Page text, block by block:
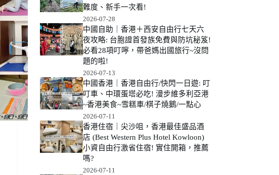
難度、新手一次看!
2026-07-28
中國自助｜香港＋西安自由行七天六
夜攻略: 台胞證首發族免費與防坑秘笈!
必看28項叮嚀，帶爸媽出國旅行~沒問
題的啦!
2026-07-13
中國香港｜香港自由行/快閃一日遊: 叮
叮車、中環蛋塔必吃! 漫步維多利亞港
~香港美食~雪糕車/棋子燒鵝/一點心
2026-07-11
香港住宿｜尖沙咀，香港最佳盛品酒
店 (Best Western Plus Hotel Kowloon)
小資自由行激省住宿! 實住開箱，推薦
嗎?
2026-07-11